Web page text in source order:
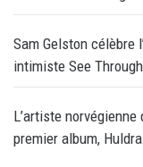
Sam Gelston célèbre
intimiste See
L’artiste
premier album, Huldra